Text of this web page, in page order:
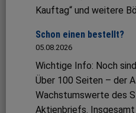
Kauftag“ und weitere
Schon einen bestellt?
05.08.2026
Wichtige Info: Noch
Über 100 Seiten – der
Wachstumswerte des
Aktienbriefs.